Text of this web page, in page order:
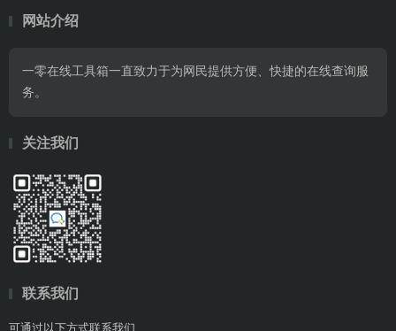
网站介绍
一零在线工具箱一直致力于为网民提供方便、快捷的在线查询服
务。
关注我们
联系我们
可通过以下方式联系我们